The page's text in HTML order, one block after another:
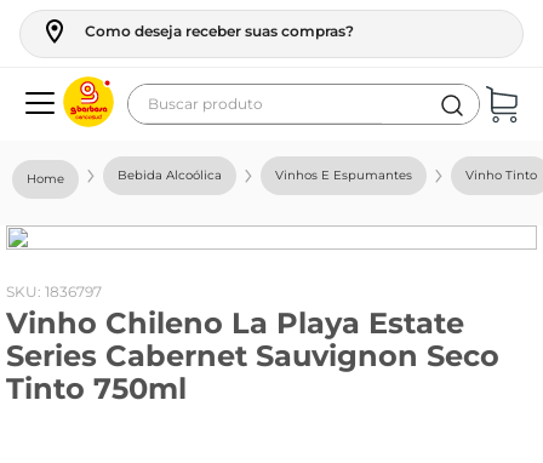
Como deseja receber suas compras?
Buscar produto
Bebida Alcoólica Vinhos E Espumantes Vinho Tinto
: 1836797
Vinho Chileno La Playa Estate
Series Cabernet Sauvignon Seco
Tinto 750ml
geladeira
fogao
café
cerveja